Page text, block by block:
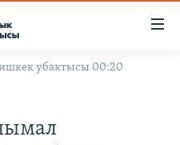
убактысы 00:20